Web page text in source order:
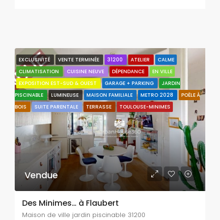
EXCLUSIVITÉ VENTE TERMINÉE 31200 ATELIER
CALME
CLIMATISATION
CUISINE NEUVE DÉPENDANCE
EN VILLE
EXPOSITION EST-SUD & OUEST
GARAGE + PARKING
JARDIN
PISCINABLE
LUMINEUSE MAISON FAMILIALE METRO 2028
POËLE À
BOIS
SUITE PARENTALE TERRASSE TOULOUSE-MINIMES
Vendue
Des Minimes… à Flaubert
Maison de ville jardin piscinable 31200